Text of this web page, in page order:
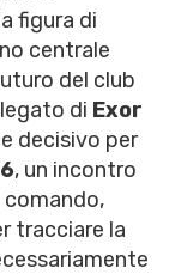
figura di
centrale
del club
di Exor
decisivo per
, un incontro
tracciare la